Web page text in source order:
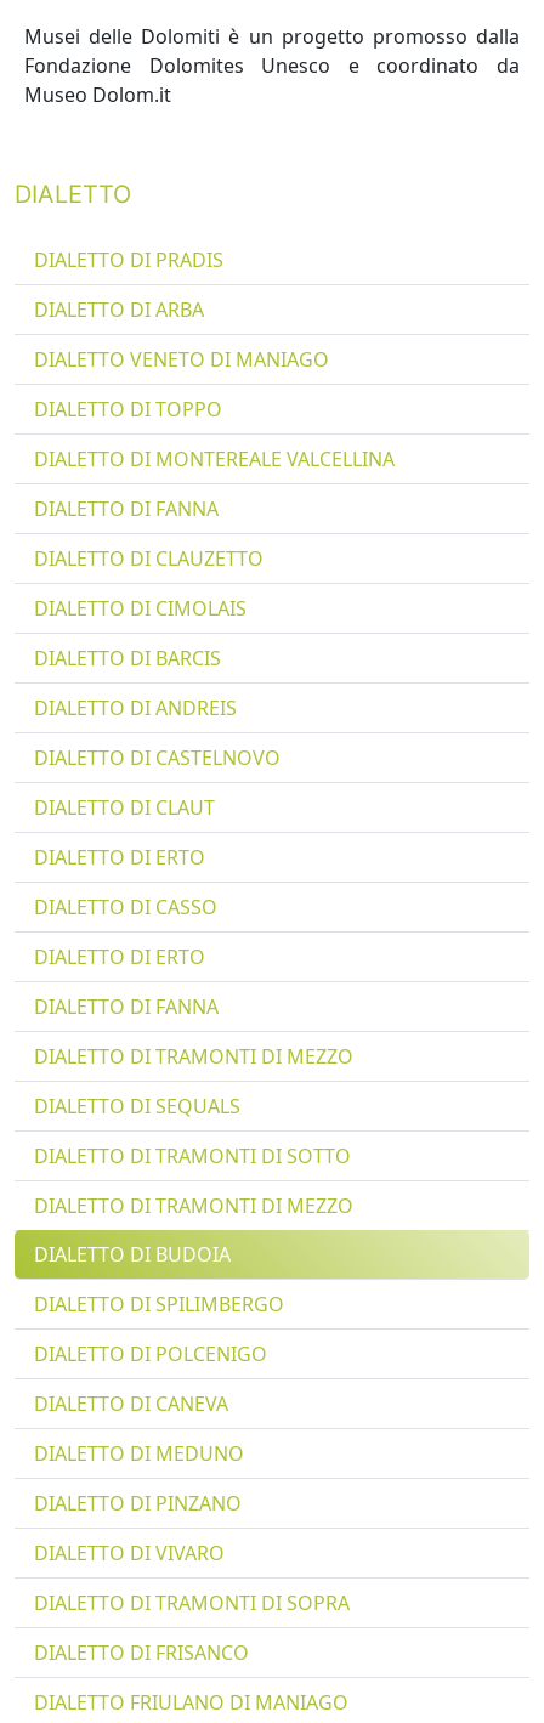
Musei delle Dolomiti è un progetto promosso dalla
Fondazione Dolomites Unesco e coordinato da
Museo Dolom.it
DIALETTO
DIALETTO DI PRADIS
DIALETTO DI ARBA
DIALETTO VENETO DI MANIAGO
DIALETTO DI TOPPO
DIALETTO DI MONTEREALE VALCELLINA
DIALETTO DI FANNA
DIALETTO DI CLAUZETTO
DIALETTO DI CIMOLAIS
DIALETTO DI BARCIS
DIALETTO DI ANDREIS
DIALETTO DI CASTELNOVO
DIALETTO DI CLAUT
DIALETTO DI ERTO
DIALETTO DI CASSO
DIALETTO DI ERTO
DIALETTO DI FANNA
DIALETTO DI TRAMONTI DI MEZZO
DIALETTO DI SEQUALS
DIALETTO DI TRAMONTI DI SOTTO
DIALETTO DI TRAMONTI DI MEZZO
DIALETTO DI BUDOIA
DIALETTO DI SPILIMBERGO
DIALETTO DI POLCENIGO
DIALETTO DI CANEVA
DIALETTO DI MEDUNO
DIALETTO DI PINZANO
DIALETTO DI VIVARO
DIALETTO DI TRAMONTI DI SOPRA
DIALETTO DI FRISANCO
DIALETTO FRIULANO DI MANIAGO